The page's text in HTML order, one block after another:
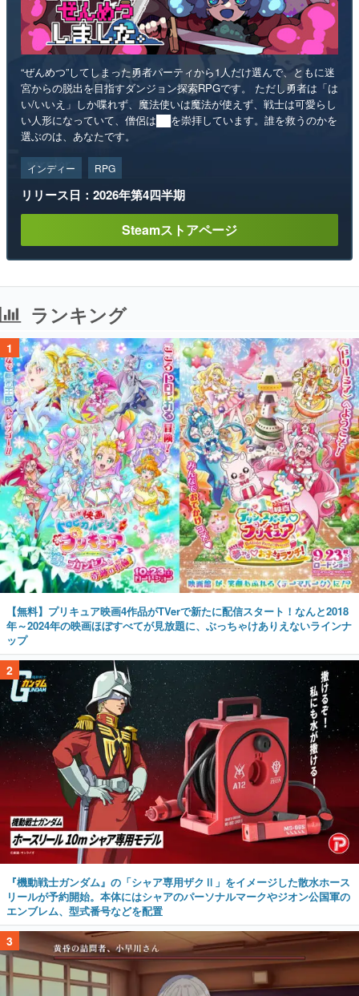
“ぜんめつ”してしまった勇者パーティから1人だけ選んで、ともに迷
宮からの脱出を目指すダンジョン探索RPGです。 ただし勇者は「は
い/いいえ」しか喋れず、魔法使いは魔法が使えず、戦士は可愛らし
い人形になっていて、僧侶は██を崇拝しています。誰を救うのかを
選ぶのは、あなたです。
インディー RPG
リリース日：2026年第4四半期
Steamストアページ
ランキング
1
【無料】プリキュア映画4作品がTVerで新たに配信スタート！なんと2018
年～2024年の映画ほぼすべてが見放題に、ぶっちゃけありえないラインナ
ップ
2
『機動戦士ガンダム』の「シャア専用ザクⅡ」をイメージした散水ホース
リールが予約開始。本体にはシャアのパーソナルマークやジオン公国軍の
エンブレム、型式番号などを配置
3